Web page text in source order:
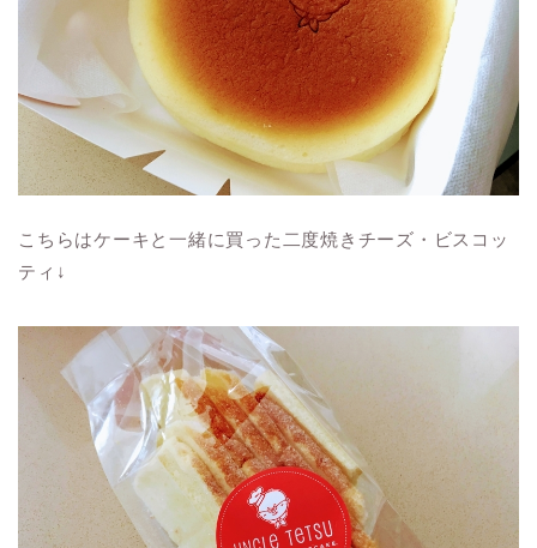
こちらはケーキと一緒に買った二度焼きチーズ・ビスコッ
ティ↓